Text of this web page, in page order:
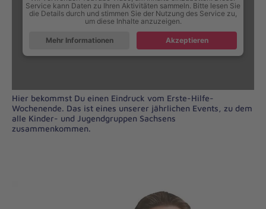
Service kann Daten zu Ihren Aktivitäten sammeln. Bitte lesen Sie
die Details durch und stimmen Sie der Nutzung des Service zu,
um diese Inhalte anzuzeigen.
Mehr Informationen Akzeptieren
Hier bekommst Du einen Eindruck vom Erste-Hilfe-
Wochenende. Das ist eines unserer jährlichen Events, zu dem
alle Kinder- und Jugendgruppen Sachsens
zusammenkommen.